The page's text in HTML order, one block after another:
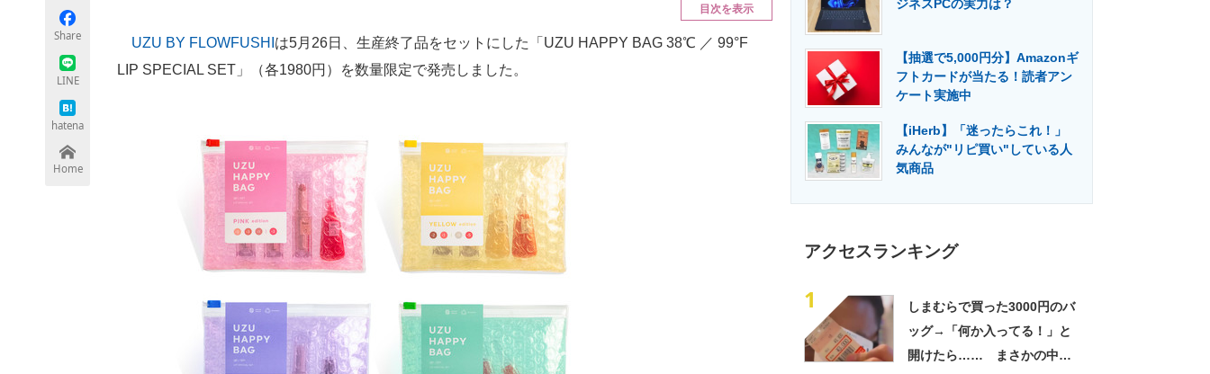
Share
LINE
hatena
Home
目次を表示
UZU BY FLOWFUSHI は5月26日、生産終了品をセットにした「UZU HAPPY BAG 38℃ ／ 99°F
LIP SPECIAL SET」（各1980円）を数量限定で発売しました。
ジネスPCの実力は？
【抽選で5,000円分】Amazonギ
フトカードが当たる！読者アン
ケート実施中
【iHerb】「迷ったらこれ！」
みんなが"リピ買い"している人
気商品
アクセスランキング
1
しまむらで買った3000円のバ
ッグ→「何か入ってる！」と
開けたら…… まさかの中身